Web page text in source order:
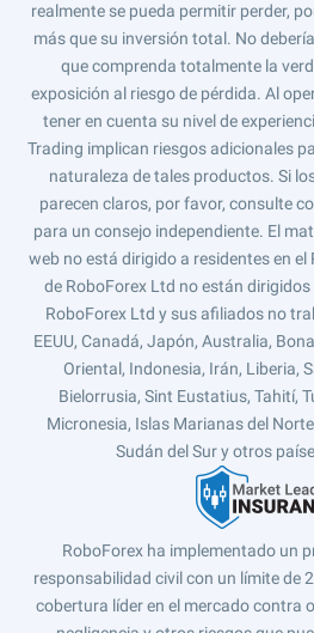
realmente se pueda permitir perder,
más que su inversión total. No
que comprenda totalmente la
exposición al riesgo de pérdida. Al
tener en cuenta su nivel de
Trading implican riesgos adicionales
naturaleza de tales productos. Si
parecen claros, por favor, consulte
para un consejo independiente. El
web no está dirigido a residentes en
de RoboForex Ltd no están
RoboForex Ltd y sus afiliados no
EEUU, Canadá, Japón, Australia,
Oriental, Indonesia, Irán, Liberia,
Bielorrusia, Sint Eustatius, Tahití,
Micronesia, Islas Marianas del
Sudán del Sur y otros
RoboForex ha implementado un
responsabilidad civil con un límite de
cobertura líder en el mercado contra